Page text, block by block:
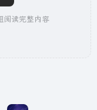
阅读完整内容